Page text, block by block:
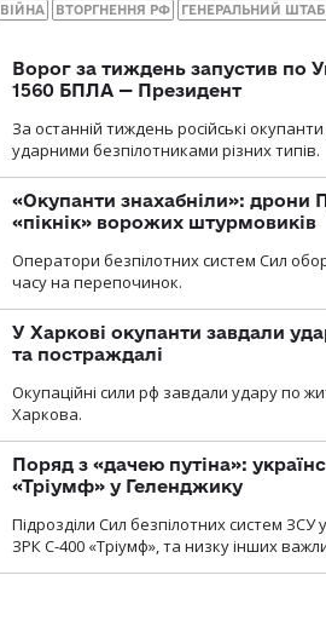
ВІЙНА ВТОРГНЕННЯ РФ ГЕНЕРАЛЬНИЙ ШТАБ
Ворог за тиждень запустив по
1560 БПЛА — Президент
За останній тиждень російські
ударними безпілотниками різних типів.
«Окупанти знахабніли»: дрони
«пікнік» ворожих штурмовиків
Оператори безпілотних систем Сил
часу на перепочинок.
У Харкові окупанти завдали
та постраждалі
Окупаційні сили рф завдали удару по
Харкова.
Поряд з «дачею путіна»:
«Тріумф» у Геленджику
Підрозділи Сил безпілотних систем
ЗРК С-400 «Тріумф», та низку інших